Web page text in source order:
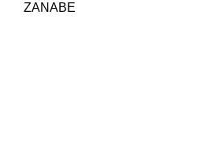
ZANABE